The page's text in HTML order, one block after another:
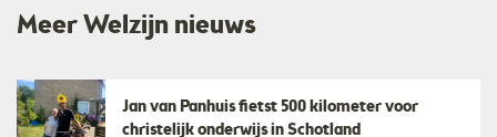
Meer Welzijn nieuws
Jan van Panhuis fietst 500 kilometer voor
christelijk onderwijs in Schotland